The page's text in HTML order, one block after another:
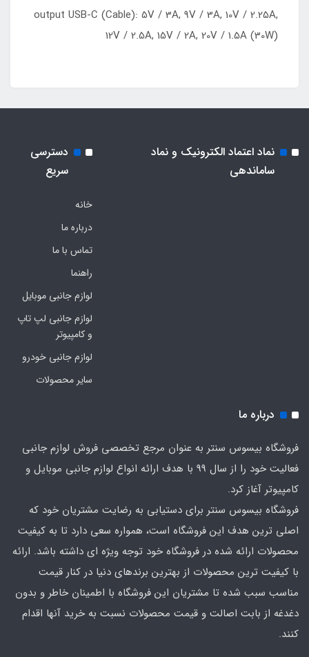
output USB-C (Cable): 5V / 3A, 9V / 3A, 10V / 2.25A,
12V / 2.5A, 15V / 2A, 20V / 1.5A (30W)
نماد اعتماد الکترونیک و نماد
ساماندهی
دسترسی
سریع
خانه
درباره ما
تماس با ما
راهنما
لوازم جانبی موبایل
لوازم جانبی لپ تاپ
و کامپیوتر
لوازم جانبی خودرو
سایر محصولات
درباره ما
فروشگاه بیسوس سنتر به عنوان مرجع تخصصی فروش لوازم جانبی
فعالیت خود را از سال 99 با هدف ارائه انواع لوازم جانبی موبایل و
کامپیوتر آغاز کرد.
فروشگاه بیسوس سنتر برای دستیابی به رضایت مشتریان خود که
اصلی‌ ترین هدف این فروشگاه است، همواره سعی دارد تا به کیفیت
محصولات ارائه شده در فروشگاه خود توجه ویژه ای داشته باشد. ارائه
با کیفیت‌ ترین محصولات از بهترین برندهای دنیا در کنار قیمت
مناسب سبب شده تا مشتریان این فروشگاه با اطمینان خاطر و بدون
دغدغه از بابت اصالت و قیمت محصولات نسبت به خرید آنها اقدام
کنند.